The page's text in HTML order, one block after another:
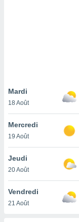
que
la
et que
ne
Mardi
18 Août
Mercredi
19 Août
Jeudi
20 Août
Vendredi
21 Août